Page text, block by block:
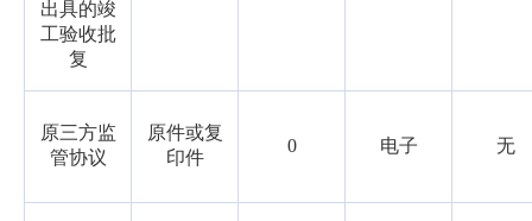
出具的竣
工验收批
复
原三方监
管协议
原件或复
印件
0 电子 无